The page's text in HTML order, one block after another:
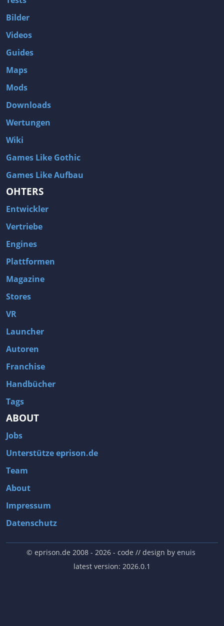
Bilder
Videos
Guides
Maps
Mods
Downloads
Wertungen
Wiki
Games Like Gothic
Games Like Aufbau
OHTERS
Entwickler
Vertriebe
Engines
Plattformen
Magazine
Stores
VR
Launcher
Autoren
Franchise
Handbücher
Tags
ABOUT
Jobs
Unterstütze eprison.de
Team
About
Impressum
Datenschutz
© eprison.de 2008 - 2026- code // design by enuis
latest version: 2026.0.1